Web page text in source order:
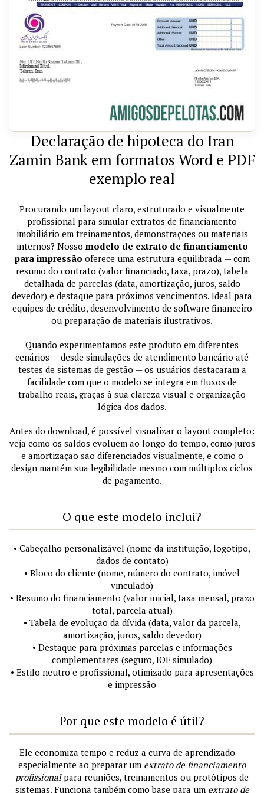
Declaração de hipoteca do Iran
Zamin Bank em formatos Word e PDF
exemplo real
Procurando um layout claro, estruturado e visualmente
profissional para simular extratos de financiamento
imobiliário em treinamentos, demonstrações ou materiais
internos? Nosso modelo de extrato de financiamento
para impressão oferece uma estrutura equilibrada — com
resumo do contrato (valor financiado, taxa, prazo), tabela
detalhada de parcelas (data, amortização, juros, saldo
devedor) e destaque para próximos vencimentos. Ideal para
equipes de crédito, desenvolvimento de software financeiro
ou preparação de materiais ilustrativos.
Quando experimentamos este produto em diferentes
cenários — desde simulações de atendimento bancário até
testes de sistemas de gestão — os usuários destacaram a
facilidade com que o modelo se integra em fluxos de
trabalho reais, graças à sua clareza visual e organização
lógica dos dados.
Antes do download, é possível visualizar o layout completo:
veja como os saldos evoluem ao longo do tempo, como juros
e amortização são diferenciados visualmente, e como o
design mantém sua legibilidade mesmo com múltiplos ciclos
de pagamento.
O que este modelo inclui?
• Cabeçalho personalizável (nome da instituição, logotipo,
dados de contato)
• Bloco do cliente (nome, número do contrato, imóvel
vinculado)
• Resumo do financiamento (valor inicial, taxa mensal, prazo
total, parcela atual)
• Tabela de evolução da dívida (data, valor da parcela,
amortização, juros, saldo devedor)
• Destaque para próximas parcelas e informações
complementares (seguro, IOF simulado)
• Estilo neutro e profissional, otimizado para apresentações
e impressão
Por que este modelo é útil?
Ele economiza tempo e reduz a curva de aprendizado —
especialmente ao preparar um extrato de financiamento
profissionalpara reuniões, treinamentos ou protótipos de
sistemas. Funciona também como base para um extrato de